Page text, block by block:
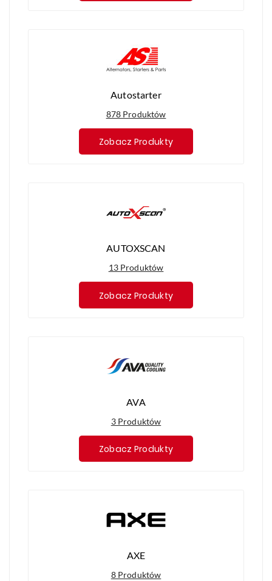
Autostarter
878 Produktów
Zobacz Produkty
AUTOXSCAN
13 Produktów
Zobacz Produkty
AVA
3 Produktów
Zobacz Produkty
AXE
8 Produktów